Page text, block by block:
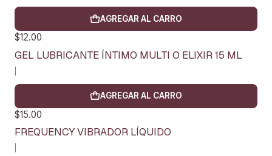
AGREGAR AL CARRO
$12.00
GEL LUBRICANTE ÍNTIMO MULTI O ELIXIR 15 ML
AGREGAR AL CARRO
$15.00
FREQUENCY VIBRADOR LÍQUIDO